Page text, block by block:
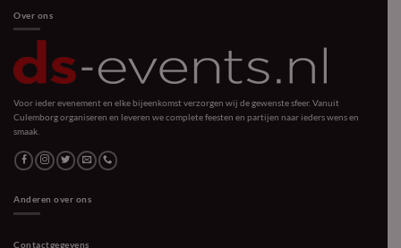
Over ons
Voor ieder evenement en elke bijeenkomst verzorgen wij de gewenste sfeer. Vanuit
Culemborg organiseren en leveren we complete feesten en partijen naar ieders wens en
smaak.
Anderen over ons
Contactgegevens